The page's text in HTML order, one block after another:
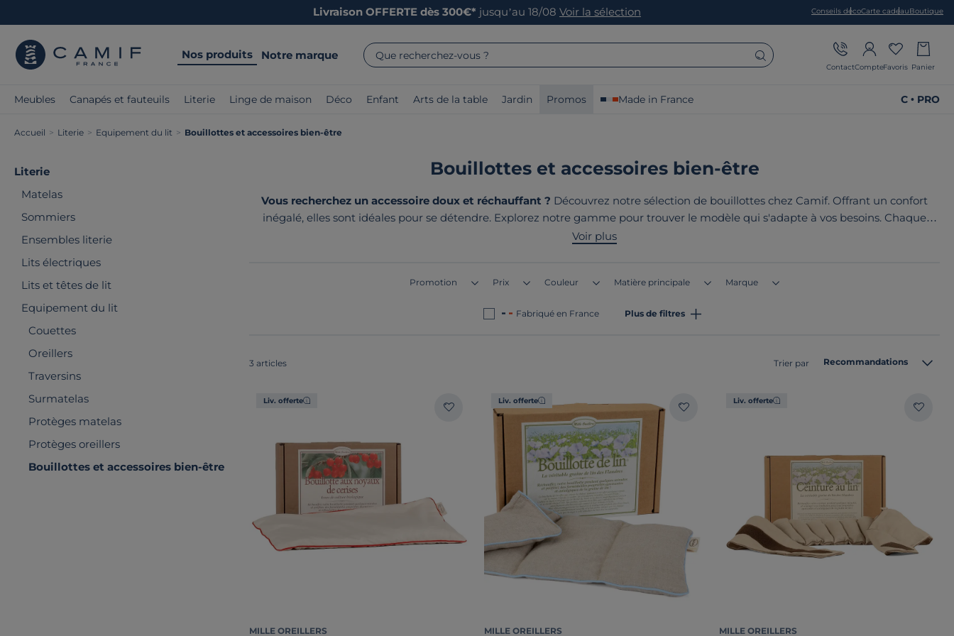
Livraison OFFERTE dès 300€* jusqu’au 18/08 Voir la sélection Conseils décoCarte cadeauBoutique
Nos produits Notre marque Que recherchez-vous ?
ContactCompteFavoris Panier
Meubles Canapés et fauteuils Literie Linge de maison Déco Enfant Arts de la table Jardin Promos Made in France C • PRO
Accueil > Literie > Equipement du lit > Bouillottes et accessoires bien-être
Literie
Matelas
Sommiers
Ensembles literie
Lits électriques
Lits et têtes de lit
Equipement du lit
Couettes
Oreillers
Traversins
Surmatelas
Protèges matelas
Protèges oreillers
Bouillottes et accessoires bien-être
Bouillottes et accessoires bien-être
Vous recherchez un accessoire doux et réchauffant ? Découvrez notre sélection de bouillottes chez Camif. Offrant un confort
inégalé, elles sont idéales pour se détendre. Explorez notre gamme pour trouver le modèle qui s'adapte à vos besoins. Chaque
bouillotte est conçue avec soin pour garantir votre bien-être, tout en intégrant le savoir-faire reconnu. Le point commun de nos
Voir plus
Promotion Prix Couleur Matière principale Marque
Fabriqué en France Plus de filtres
3 articles Trier par Recommandations
Liv. offerte
MILLE OREILLERS
Liv. offerte
MILLE OREILLERS
Liv. offerte
MILLE OREILLERS